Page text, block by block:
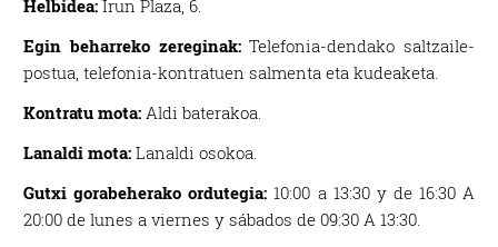
Helbidea:Irun Plaza, 6.
Egin beharreko zereginak:Telefonia-dendako saltzaile-
postua, telefonia-kontratuen salmenta eta kudeaketa.
Kontratu mota:Aldi baterakoa.
Lanaldi mota:Lanaldi osokoa.
Gutxi gorabeherako ordutegia:10:00 a 13:30 y de 16:30 A
20:00 de lunes a viernes y sábados de 09:30 A 13:30.